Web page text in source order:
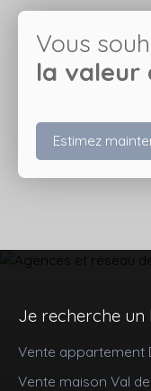
Vous
la valeur
Estimez
Je recherche un
Vente appartement
Vente maison Val